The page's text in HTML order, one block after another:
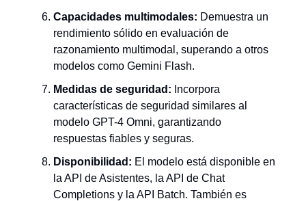
Capacidades multimodales: Demuestra un
rendimiento sólido en evaluación de
razonamiento multimodal, superando a otros
modelos como Gemini Flash.
Medidas de seguridad: Incorpora
características de seguridad similares al
modelo GPT-4 Omni, garantizando
respuestas fiables y seguras.
Disponibilidad: El modelo está disponible en
la API de Asistentes, la API de Chat
Completions y la API Batch. También es